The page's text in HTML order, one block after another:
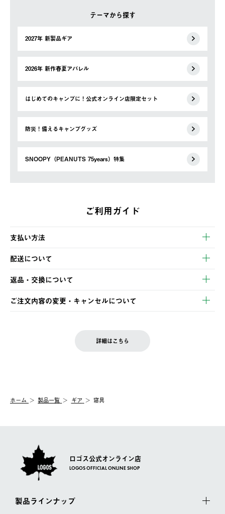
テーマから探す
2027年 新製品ギア
2026年 新作春夏アパレル
はじめてのキャンプに！公式オンライン店限定セット
防災！備えるキャンプグッズ
SNOOPY（PEANUTS 75years）特集
ご利用ガイド
支払い方法
以下のいずれかの方法でお支払いいただけます。
・クレジットカード決済
・コンビニ決済
・Pay-easy決済
配送について
【発送スケジュール】
ご注文・ご入金完了より2営業日以内に商品を発送いたします。
土日祝の発送はございませんので、木曜日以降のご注文は週明け
の発送となる場合がございます。
【配送業者】
佐川急便にて配送されます。
返品・交換について
※お客様都合の場合
お客様都合の返品にかかる送料は、お客様ご負担とさせていただ
一度お手元の商品を返品いただき、ご希望商品を再注文してくだ
ご注文内容の変更・キャンセルについて
LOGOS FAMILY会員の方は、会員マイページ内 購入履歴画面に
詳細はこちら
ホーム 製品一覧 ギア 寝具
ロゴス公式オンライン店
LOGOS OFFICIAL ONLINE SHOP
製品ラインナップ